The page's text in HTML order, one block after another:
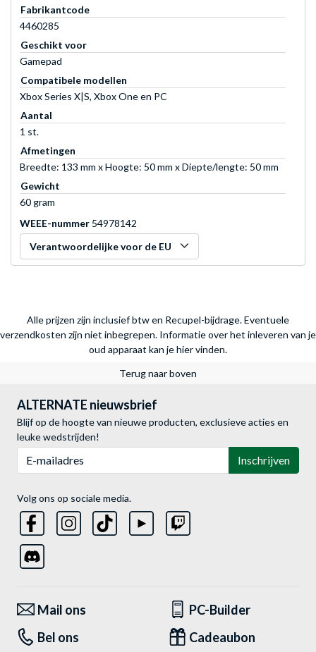
Fabrikantcode
4460285
Geschikt voor
Gamepad
Compatibele modellen
Xbox Series X|S, Xbox One en PC
Aantal
1 st.
Afmetingen
Breedte: 133 mm x Hoogte: 50 mm x Diepte/lengte: 50 mm
Gewicht
60 gram
WEEE-nummer 54978142
Verantwoordelijke voor de EU
Alle prijzen zijn inclusief btw en Recupel-bijdrage. Eventuele
verzendkosten zijn niet inbegrepen. Informatie over het inleveren van je
oud apparaat kan je hier vinden.
Terug naar boven
ALTERNATE nieuwsbrief
Blijf op de hoogte van nieuwe producten, exclusieve acties en
leuke wedstrijden!
Inschrijven
Volg ons op sociale media.
Mail ons
PC-Builder
Bel ons
Cadeaubon